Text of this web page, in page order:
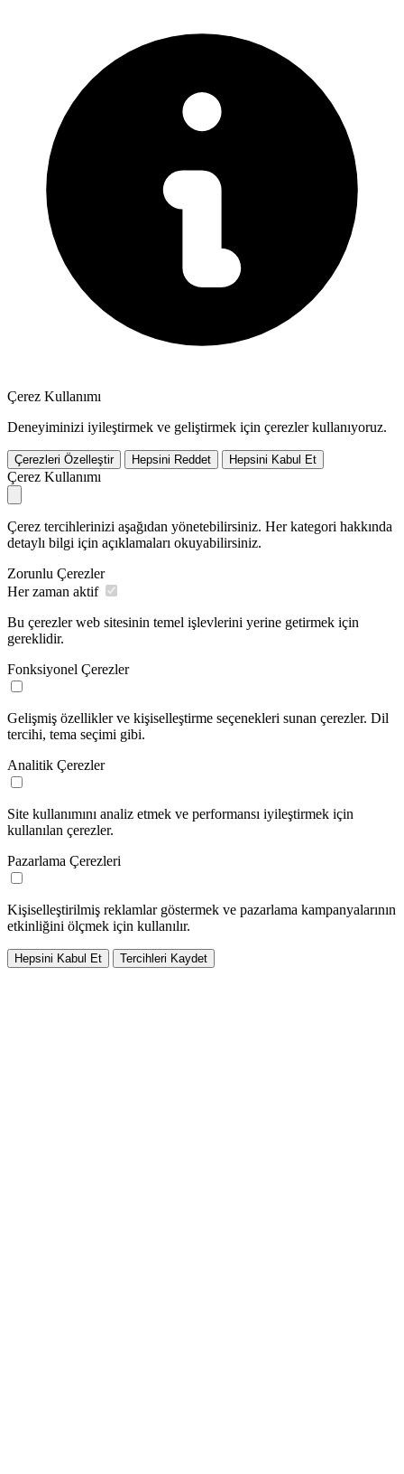
Çerez Kullanımı
Deneyiminizi iyileştirmek ve geliştirmek için çerezler kullanıyoruz.
Çerezleri Özelleştir Hepsini Reddet Hepsini Kabul Et
Çerez Kullanımı
Çerez tercihlerinizi aşağıdan yönetebilirsiniz. Her kategori hakkında
detaylı bilgi için açıklamaları okuyabilirsiniz.
Zorunlu Çerezler
Her zaman aktif
Bu çerezler web sitesinin temel işlevlerini yerine getirmek için
gereklidir.
Fonksiyonel Çerezler
Gelişmiş özellikler ve kişiselleştirme seçenekleri sunan çerezler. Dil
tercihi, tema seçimi gibi.
Analitik Çerezler
Site kullanımını analiz etmek ve performansı iyileştirmek için
kullanılan çerezler.
Pazarlama Çerezleri
Kişiselleştirilmiş reklamlar göstermek ve pazarlama kampanyalarının
etkinliğini ölçmek için kullanılır.
Hepsini Kabul Et Tercihleri Kaydet